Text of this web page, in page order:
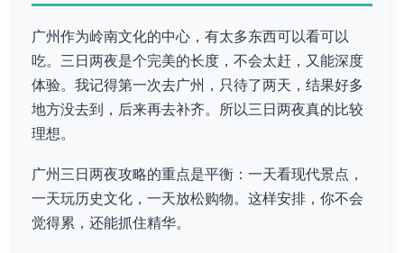
广州作为岭南文化的中心，有太多东西可以看可以
吃。三日两夜是个完美的长度，不会太赶，又能深度
体验。我记得第一次去广州，只待了两天，结果好多
地方没去到，后来再去补齐。所以三日两夜真的比较
理想。
广州三日两夜攻略的重点是平衡：一天看现代景点，
一天玩历史文化，一天放松购物。这样安排，你不会
觉得累，还能抓住精华。